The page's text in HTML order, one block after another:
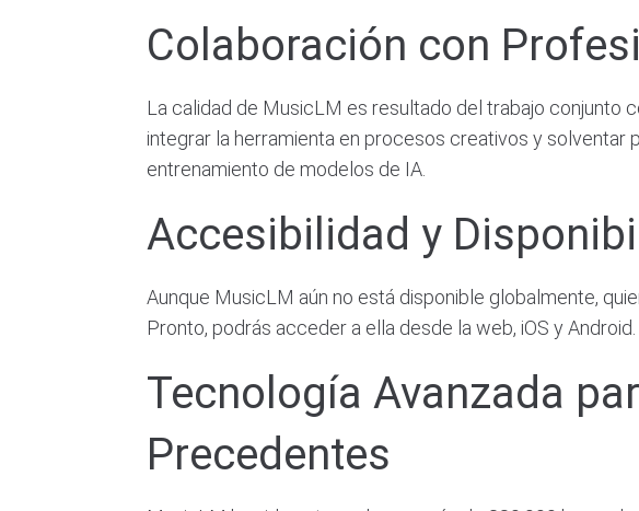
Colaboración con
La calidad de MusicLM es resultado del trabajo conjunto
integrar la herramienta en procesos creativos y
entrenamiento de modelos de IA.
Accesibilidad y
Aunque MusicLM aún no está disponible globalmente,
Pronto, podrás acceder a ella desde la web, iOS y Android.
Tecnología Avanzada
Precedentes